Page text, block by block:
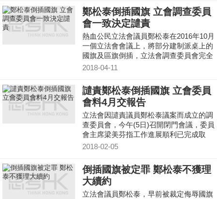
鄭松泰倒插國旗 立會調查委員
會一致決定譴責
熱血公民立法會議員鄭松泰在2016年10月
一個立法會會議上，將部分建制派桌上的
國旗及區旗倒插，立法會調查委員會完全
調查後一致認為他涉及行為不檢及違反誓
2018-04-11
譴責鄭松泰倒插國旗 立會委員
會料4月交報告
立法會因譴責議員鄭松泰議案而成立的調
查委員會，今午(5日)召開閉門會議，委員
會主席梁美芬指工作進展順利已完成取
證，準備起草報告。
2018-02-05
倒插國旗被定罪 鄭松泰不獲理
大續約
立法會議員鄭松泰，早前被裁定侮辱國旗